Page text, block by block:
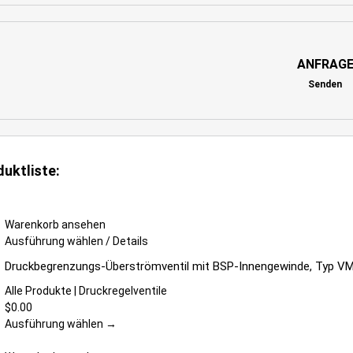
ANFRAGE
Senden
Warenkorb ansehen
Ausführung wählen Dieses
weist
mehrere
auf.
/ Details
Druckbegrenzungs-Überströmventil mit BSP-Innengewinde, Typ
Alle Produkte | Druckregelventile
$0.00
Ausführung wählen →